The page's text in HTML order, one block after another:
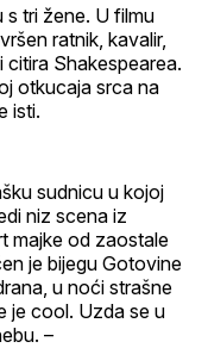
tri žene. U filmu
ratnik, kavalir,
citira Shakespearea.
otkucaja srca na
isti.
sudnicu u kojoj
niz scena iz
majke od zaostale
je bijegu Gotovine
u noći strašne
je cool. Uzda se u
–